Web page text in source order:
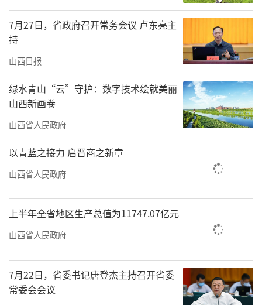
产业升级和适度多元发展，因地制宜培育和发
展新质生产力，加快构建体现山西特点、具有
比较优势的现代化产业体系。希望与企业一
道，加强规划衔接和项目对接，加快能源资源
优势转化，共同为山西推动高质量发展、深化
全方位转型增势赋能。要深入实施太钢集
团“双总部”战略，深化央地合作，加大科研
投入，突出减排降碳，在绿色矿山、绿色冶
炼、绿色加工、清洁运输、对外贸易等方面重
下游延伸拓展，促进冶金工业提质升级。要依
托中联绿色大数据产业基地，积极融入全国一
加强产业链供应链资金链创新融合，引入更
多“人工智能+”场景应用，推动先进高载能产
7月27日，省政府召开常务会议 卢东亮主
持
山西日报
绿水青山“云”守护：数字技术绘就美丽
山西新画卷
山西省人民政府
以青蓝之接力 启晋商之新章
山西省人民政府
上半年全省地区生产总值为11747.07亿元
山西省人民政府
7月22日，省委书记唐登杰主持召开省委
常委会会议